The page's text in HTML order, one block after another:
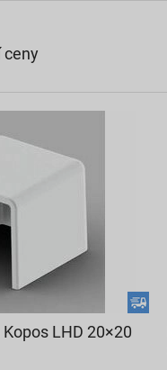
ceny
LHD 20×20